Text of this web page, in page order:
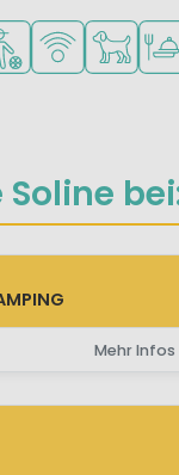
Meer
für kleine Kinder
für
WLAN
Soline
Mehr Infos